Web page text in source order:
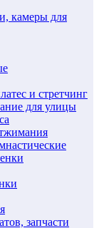
камеры для
и стретчинг
для улицы